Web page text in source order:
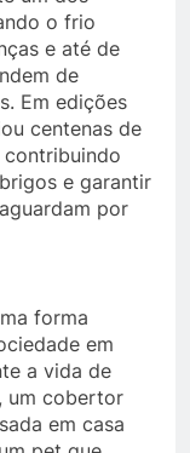
o frio
e até de
de
Em edições
centenas de
e garantir
por
forma
em
a vida de
um cobertor
em casa